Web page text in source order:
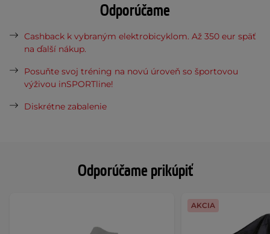
Odporúčame prikúpiť
AKCIA
Odporúčame
Cashback k vybraným elektrobicyklom. Až 350 eur späť
na ďalší nákup.
Posuňte svoj tréning na novú úroveň so športovou
výživou inSPORTline!
Diskrétne zabalenie